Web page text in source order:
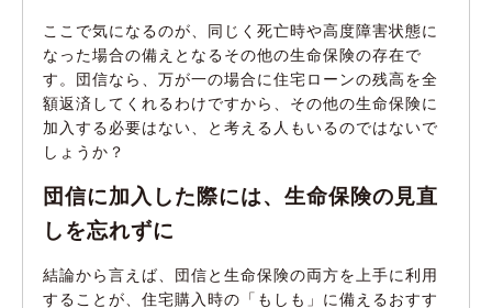
ここで気になるのが、同じく死亡時や高度障害状態に
なった場合の備えとなるその他の生命保険の存在で
す。団信なら、万が一の場合に住宅ローンの残高を全
額返済してくれるわけですから、その他の生命保険に
加入する必要はない、と考える人もいるのではないで
しょうか？
団信に加入した際には、生命保険の見直
しを忘れずに
結論から言えば、団信と生命保険の両方を上手に利用
することが、住宅購入時の「もしも」に備えるおすす